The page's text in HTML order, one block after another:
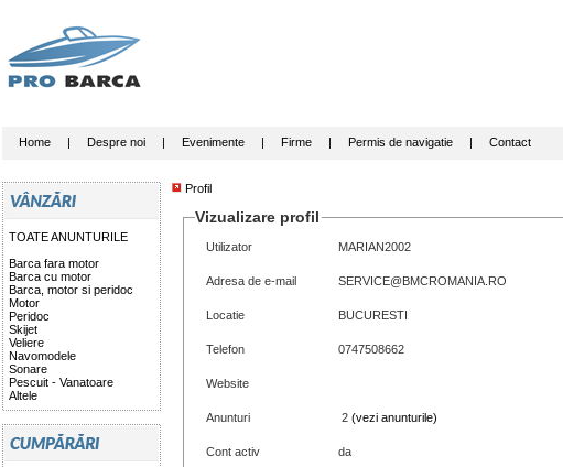
Home| Despre noi| Evenimente| Firme| Permis de navigatie| Contact
TOATE ANUNTURILE
Barca fara motor
Barca cu motor
Barca, motor si peridoc
Motor
Peridoc
Skijet
Veliere
Navomodele
Sonare
Pescuit - Vanatoare
Altele
Profil
Vizualizare profil
Utilizator MARIAN2002
Adresa de e-mail SERVICE@BMCROMANIA.RO
Locatie BUCURESTI
Telefon 0747508662
Website
Anunturi 2 (vezi anunturile)
Cont activ da